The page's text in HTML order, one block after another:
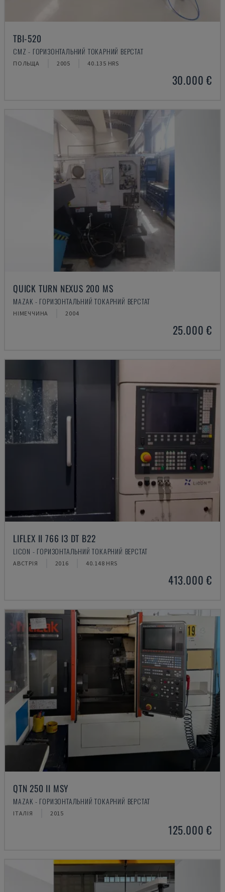
TBI-520
CMZ - ГОРИЗОНТАЛЬНИЙ ТОКАРНИЙ ВЕРСТАТ
ПОЛЬЩА 2005 40.135 HRS
30.000 €
QUICK TURN NEXUS 200 MS
MAZAK - ГОРИЗОНТАЛЬНИЙ ТОКАРНИЙ ВЕРСТАТ
НІМЕЧЧИНА 2004
25.000 €
LIFLEX II 766 I3 DT B22
LICON - ГОРИЗОНТАЛЬНИЙ ТОКАРНИЙ ВЕРСТАТ
АВСТРІЯ 2016 40.148 HRS
413.000 €
QTN 250 II MSY
MAZAK - ГОРИЗОНТАЛЬНИЙ ТОКАРНИЙ ВЕРСТАТ
ІТАЛІЯ 2015
125.000 €